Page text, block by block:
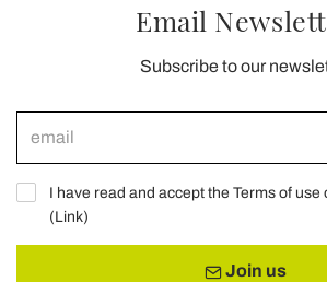
Email
Subscribe to our
I have read and accept the Terms of use
(Link)
Join us